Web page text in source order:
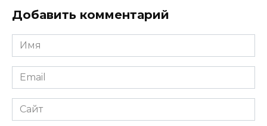
Добавить комментарий
Имя
Email
Сайт